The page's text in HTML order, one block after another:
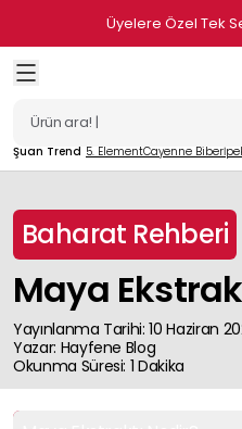
Üyelere Özel Tek
Şuan Trend 5. ElementCayenne Biber
Baharat Rehberi
Maya
Yayınlanma Tarihi: 10 Haziran
Yazar: Hayfene Blog
Okunma Süresi: 1 Dakika